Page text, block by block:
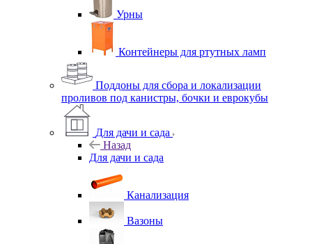
Урны
Контейнеры для ртутных ламп
Поддоны для сбора и локализации
проливов под канистры, бочки и еврокубы
Для дачи и сада
Назад
Для дачи и сада
Канализация
Вазоны